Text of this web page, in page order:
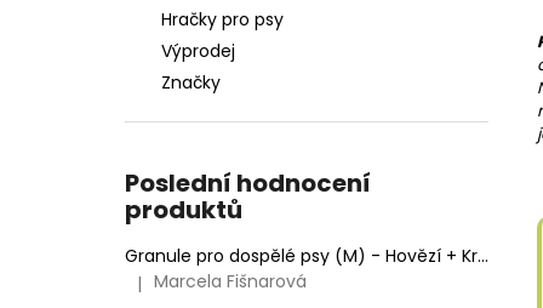
Hračky pro psy
Výprodej
Značky
Poslední hodnocení
produktů
Granule pro dospělé psy (M) - Hovězí + Krůtí 9kg
Hodnocení produktu je 5 z 5 hvězdiček.
| Marcela Fišnarová